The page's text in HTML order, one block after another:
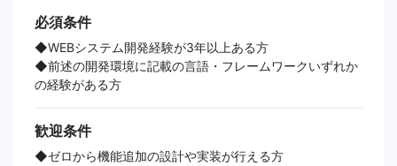
必須条件
◆WEBシステム開発経験が3年以上ある方
◆前述の開発環境に記載の言語・フレームワークいずれか
の経験がある方
歓迎条件
◆ゼロから機能追加の設計や実装が行える方